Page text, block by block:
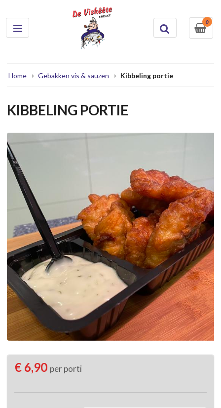
0
Home Gebakken vis & sauzen Kibbeling portie
KIBBELING PORTIE
€ 6,90 per porti